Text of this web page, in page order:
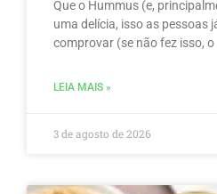
Que o Hummus (e,
uma delícia, isso as pessoas
comprovar (se não fez isso, o
LEIA MAIS »
3 de agosto de 2026